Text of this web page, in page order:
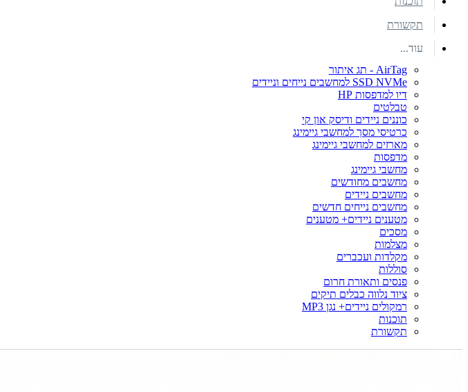
תקשורת
עוד...
AirTag - תג איתור
SSD NVMe למחשבים נייחים וניידים
דיו למדפסות HP
טבלטים
כוננים ניידים ודיסק און קי
כרטיסי מסך למחשבי גיימינג
מארזים למחשבי גיימינג
מדפסות
מחשבי גיימינג
מחשבים מחודשים
מחשבים ניידים
מחשבים נייחים חדשים
מטענים ניידים+ מטענים
מסכים
מצלמות
מקלדות ועכברים
סוללות
פנסים ותאורת חרום
ציוד נלווה כבלים תיקים
רמקולים ניידים+ נגן MP3
תוכנות
תקשורת